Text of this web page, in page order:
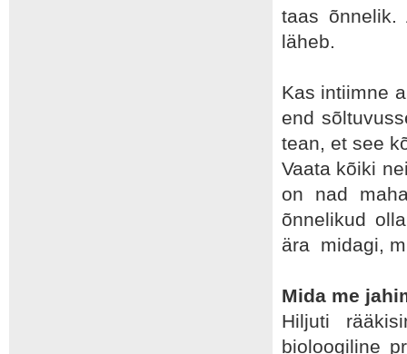
taas
läheb.
Kas intiimne
end
tean, et see
Vaata kõiki
on nad
õnnelikud
ära midagi,
Mida me
Hiljuti
bioloogiline